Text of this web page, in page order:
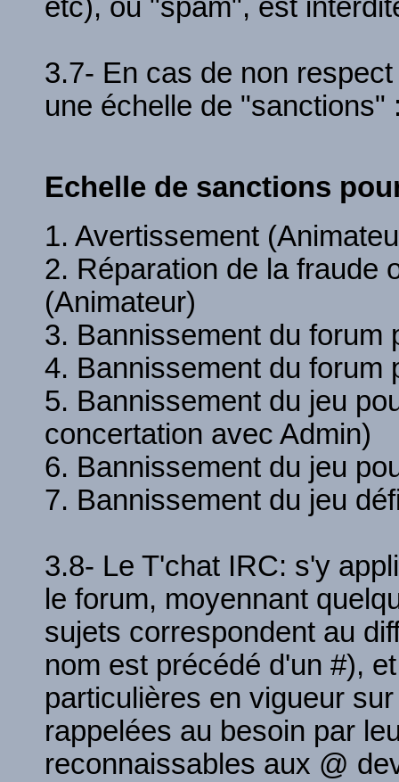
etc), ou "spam", est
3.7- En cas de non
une échelle de "sanctions"
Echelle de sanctions
1. Avertissement
2. Réparation de la fraude
(Animateur)
3. Bannissement du forum
4. Bannissement du forum
5. Bannissement du jeu
concertation avec Admin)
6. Bannissement du jeu
7. Bannissement du jeu
3.8- Le T'chat IRC: s'y
le forum, moyennant
sujets correspondent au
nom est précédé d'un #),
particulières en vigueur
rappelées au besoin par
reconnaissables aux @